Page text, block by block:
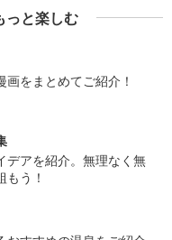
っと楽しむ
をまとめてご紹介！
デアを紹介。無理なく無
う！